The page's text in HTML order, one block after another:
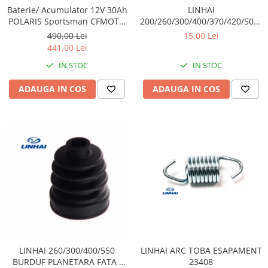
Baterii ATV
Bloc lumini
Blocuri Comenzi
Bobina inductie
Butoane
CALCULATOR SERVO
Contacte
ELECTROMOTOR
Termostate
Protectii
Armura Moto
Centura Spate
Gat
Genunchiere
Slidere
Baterie/ Acumulator 12V 30Ah
POLARIS Sportsman CFMOTO
400 / 450 AU / 550 / 625 / 820 /
850 / 1000 fara intretinere
490,00 Lei
441,00 Lei
IN STOC
ADAUGA IN COS
LINHAI
200/260/300/400/370/420/500/
TAMPON CAUCIUC ( PRAG) /
15,00 Lei
IN STOC
ADAUGA IN COS
LINHAI 260/300/400/550
BURDUF PLANETARA FATA /
LINHAI ARC TOBA ESAPAMENT
23408